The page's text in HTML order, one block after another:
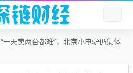
“一天卖两台都难”，北京小电驴仍集体